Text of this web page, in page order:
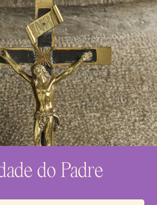
do Padre